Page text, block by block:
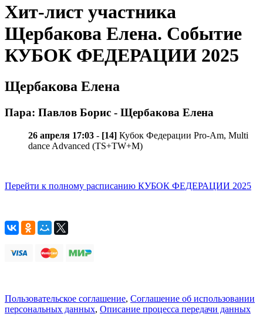
Хит-лист участника
Щербакова Елена. Событие
КУБОК ФЕДЕРАЦИИ 2025
Щербакова Елена
Пара: Павлов Борис - Щербакова Елена
26 апреля 17:03 - [14] Кубок Федерации Pro-Am, Multi
dance Advanced (TS+TW+M)
Перейти к полному расписанию КУБОК ФЕДЕРАЦИИ 2025
Пользовательское соглашение, Соглашение об использовании
персональных данных, Описание процесса передачи данных